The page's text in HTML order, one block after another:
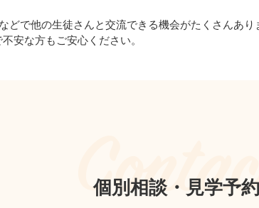
どで他の生徒さんと交流できる機会がたくさんあ
安な方もご安心ください。​
個別相談・見学予約
Contact